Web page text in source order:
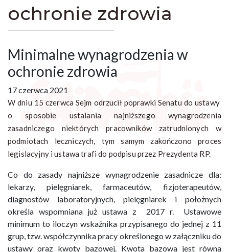
ochronie zdrowia
Minimalne wynagrodzenia w
ochronie zdrowia
17 czerwca 2021
W dniu 15 czerwca Sejm odrzucił poprawki Senatu do ustawy
o sposobie ustalania najniższego wynagrodzenia
zasadniczego niektórych pracowników zatrudnionych w
podmiotach leczniczych, tym samym zakończono proces
legislacyjny i ustawa trafi do podpisu przez Prezydenta RP.
Co do zasady najniższe wynagrodzenie zasadnicze dla:
lekarzy, pielęgniarek, farmaceutów, fizjoterapeutów,
diagnostów laboratoryjnych, pielęgniarek i położnych
określa wspomniana już ustawa z 2017 r. Ustawowe
minimum to iloczyn wskaźnika przypisanego do jednej z 11
grup, tzw. współczynnika pracy określonego w załączniku do
ustawy oraz kwoty bazowej. Kwota bazowa jest równa